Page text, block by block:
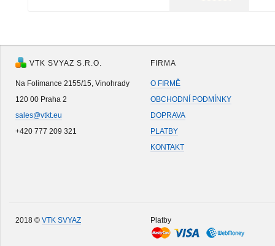
VTK SVYAZ S.R.O.
Na Folimance 2155/15, Vinohrady
120 00 Praha 2
sales@vtkt.eu
+420 777 209 321
FIRMA
O FIRMĚ
OBCHODNÍ PODMÍNKY
DOPRAVA
PLATBY
KONTAKT
2018 © VTK SVYAZ Platby